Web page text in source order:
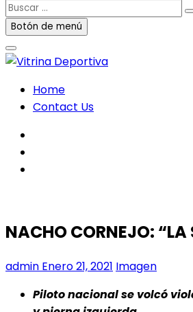
Buscar
…Botón de menú
Home
Contact Us
NACHO CORNEJO:
admin Enero 21, 2021 Imagen
Piloto nacional se volcó